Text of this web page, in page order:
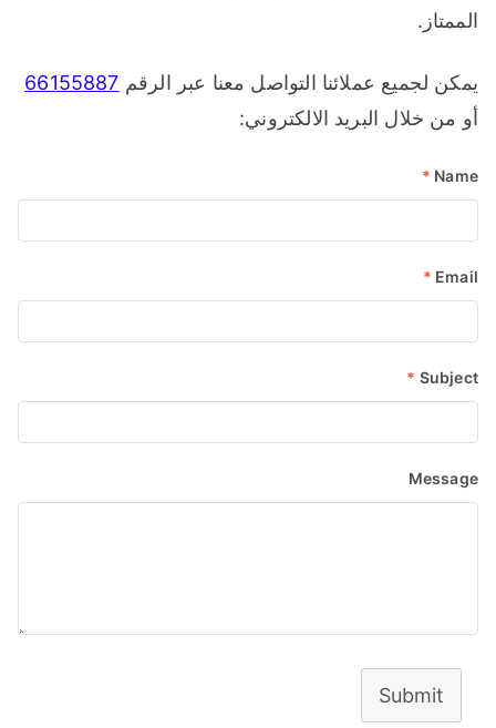
الممتاز.
يمكن لجميع عملائنا التواصل معنا عبر الرقم 66155887
أو من خلال البريد الالكتروني:
Name
*
Email
*
Subject
*
Message
Submit